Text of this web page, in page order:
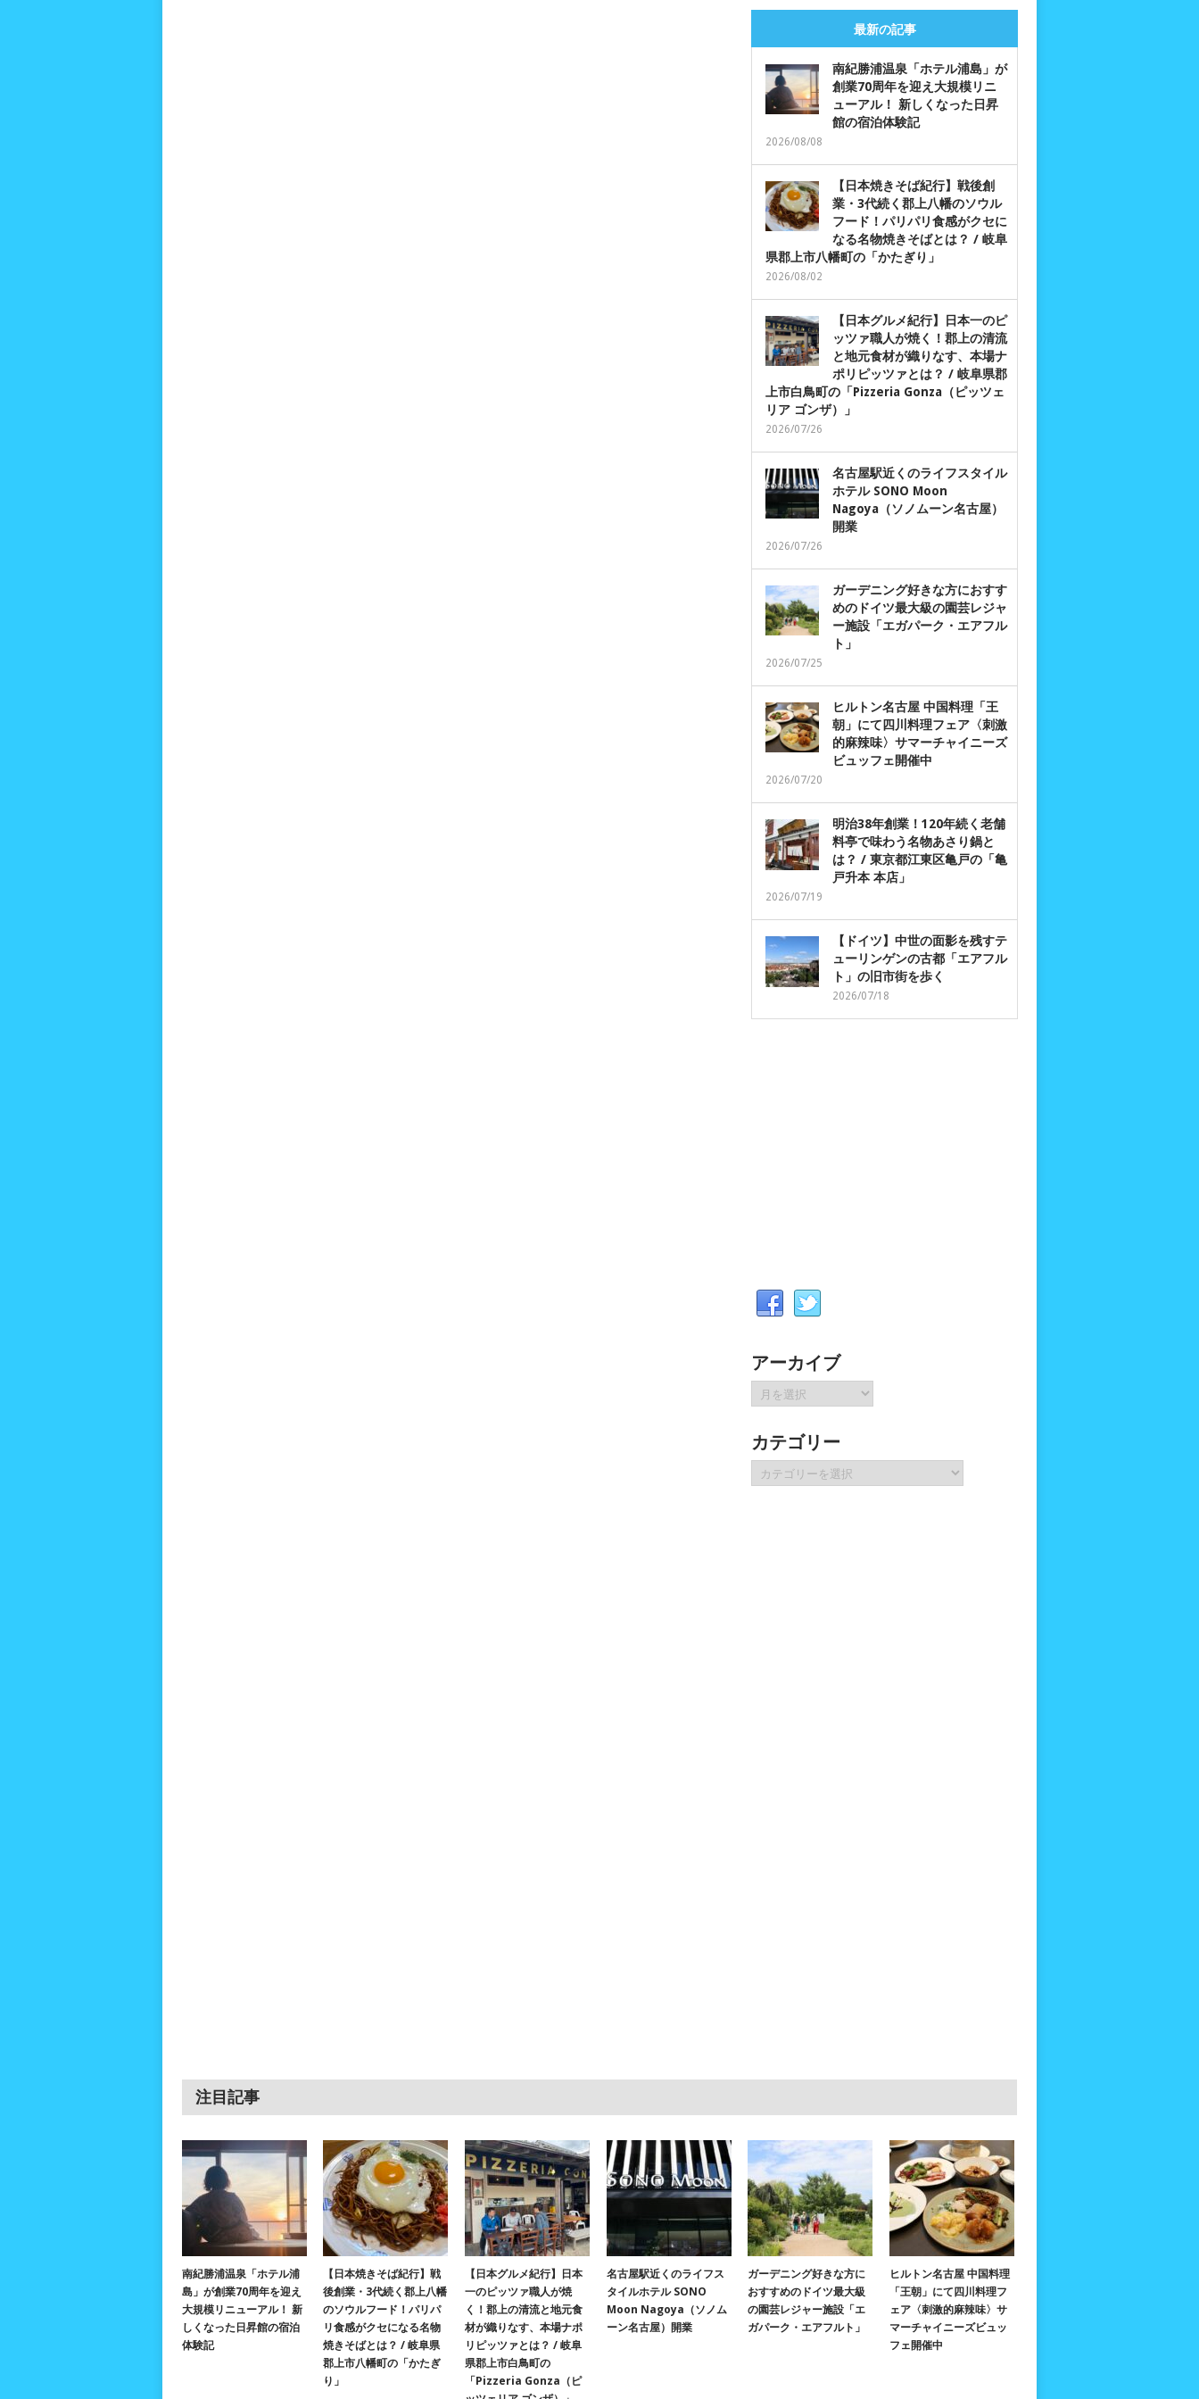
最新の記事
南紀勝浦温泉「ホテル浦島」が
創業70周年を迎え大規模リニ
ューアル！ 新しくなった日昇
館の宿泊体験記
2026/08/08
【日本焼きそば紀行】戦後創
業・3代続く郡上八幡のソウル
フード！パリパリ食感がクセに
なる名物焼きそばとは？ / 岐阜
県郡上市八幡町の「かたぎり」
2026/08/02
【日本グルメ紀行】日本一のピ
ッツァ職人が焼く！郡上の清流
と地元食材が織りなす、本場ナ
ポリピッツァとは？ / 岐阜県郡
上市白鳥町の「Pizzeria Gonza（ピッツェ
リア ゴンザ）」
2026/07/26
名古屋駅近くのライフスタイル
ホテル SONO Moon
Nagoya（ソノムーン名古屋）
開業
2026/07/26
ガーデニング好きな方におすす
めのドイツ最大級の園芸レジャ
ー施設「エガパーク・エアフル
ト」
2026/07/25
ヒルトン名古屋 中国料理「王
朝」にて四川料理フェア〈刺激
的麻辣味〉サマーチャイニーズ
ビュッフェ開催中
2026/07/20
明治38年創業！120年続く老舗
料亭で味わう名物あさり鍋と
は？ / 東京都江東区亀戸の「亀
戸升本 本店」
2026/07/19
【ドイツ】中世の面影を残すテ
ューリンゲンの古都「エアフル
ト」の旧市街を歩く
2026/07/18
アーカイブ
ア
ー
イ
ブ
カテゴリー
テ
注目記事
南紀勝浦温泉「ホテル浦
島」が創業70周年を迎え
大規模リニューアル！ 新
しくなった日昇館の宿泊
体験記
【日本焼きそば紀行】戦
後創業・3代続く郡上八幡
のソウルフード！パリパ
リ食感がクセになる名物
焼きそばとは？ / 岐阜県
郡上市八幡町の「かたぎ
り」
【日本グルメ紀行】日本
一のピッツァ職人が焼
く！郡上の清流と地元食
材が織りなす、本場ナポ
リピッツァとは？ / 岐阜
県郡上市白鳥町の
「Pizzeria Gonza（ピ
名古屋駅近くのライフス
タイルホテル SONO
Moon Nagoya（ソノム
ーン名古屋）開業
ガーデニング好きな方に
おすすめのドイツ最大級
の園芸レジャー施設「エ
ガパーク・エアフルト」
ヒルトン名古屋 中国料理
「王朝」にて四川料理フ
ェア〈刺激的麻辣味〉サ
マーチャイニーズビュッ
フェ開催中